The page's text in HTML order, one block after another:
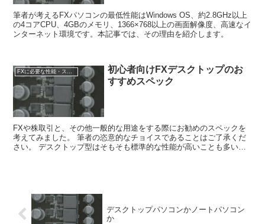
筆者が考えるFXパソコンの最低性能はWindows OS、約2.8GHz以上
の4コアCPU、4GBのメモリ、1366×768以上の画面解像度、高速なイ
ンターネット環境です。本記事では、その理由を紹介します。
FXに必要な性能・スペック
初心者向けFXデスクトップのお
すすめスペック
FXや株取引と、その他一般的な用途をする際にお勧めのスペックを
考えてみました。 筆者の恣意的なチョイスであることはご了承くだ
さい。 デスクトップ型はそもそも標準的な性能が高いことも多いの
デスクトップパソコンかノートパソコン
か